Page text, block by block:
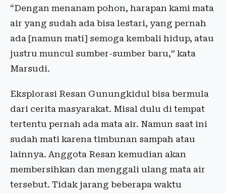
“Dengan menanam pohon, harapan kami mata
air yang sudah ada bisa lestari, yang pernah
ada [namun mati] semoga kembali hidup, atau
justru muncul sumber-sumber baru,” kata
Marsudi.
Eksplorasi Resan Gunungkidul bisa bermula
dari cerita masyarakat. Misal dulu di tempat
tertentu pernah ada mata air. Namun saat ini
sudah mati karena timbunan sampah atau
lainnya. Anggota Resan kemudian akan
membersihkan dan menggali ulang mata air
tersebut. Tidak jarang beberapa waktu